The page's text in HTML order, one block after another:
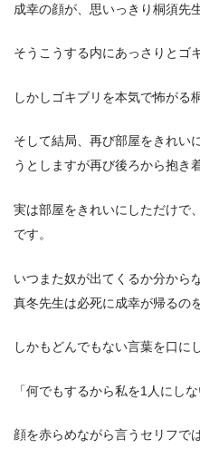
成幸の顔が、思いっきり桐須先
そうこうする内にあっさりとゴ
しかしゴキブリを本気で怖がる
そして結局、再び部屋をきれい
うとしますが再び後ろから抱き
実は部屋をきれいにしただけで
です。
いつまた奴が出てくるか分から
真冬先生は必死に成幸が帰るの
しかもどんでもない言葉を口に
「何でもするから私を1人にしな
顔を赤らめながら言うセリフで